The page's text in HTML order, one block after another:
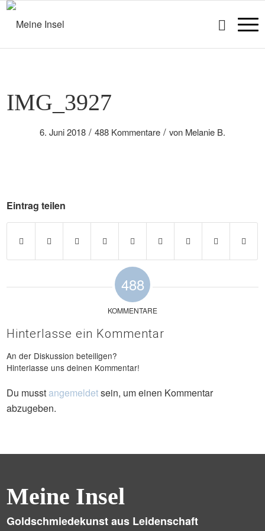
IMG_3927
6. Juni 2018 / 488 Kommentare / von Melanie B.
Eintrag teilen
488
KOMMENTARE
Hinterlasse ein Kommentar
An der Diskussion beteiligen?
Hinterlasse uns deinen Kommentar!
Du musst angemeldetsein, um einen Kommentar
abzugeben.
Meine Insel
Goldschmiedekunst aus Leidenschaft